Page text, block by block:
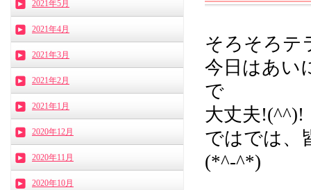
そろそろテ
今日はあい
で
大丈夫!(^^)!
ではでは、
(*^-^*)
2021年5月
2021年4月
2021年3月
2021年2月
2021年1月
2020年12月
2020年11月
2020年10月